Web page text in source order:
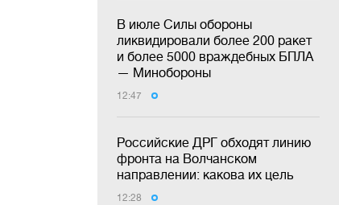
В июле Силы обороны
ликвидировали более 200 ракет
и более 5000 враждебных БПЛА
— Минобороны
12:47
Российские ДРГ обходят линию
фронта на Волчанском
направлении: какова их цель
12:28